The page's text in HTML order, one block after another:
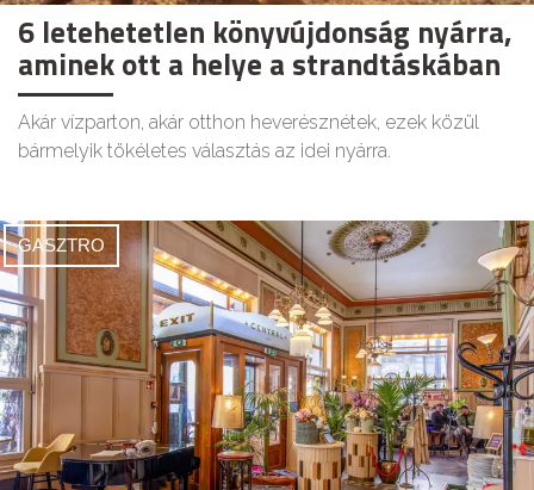
6 letehetetlen könyvújdonság nyárra,
aminek ott a helye a strandtáskában
Akár vízparton, akár otthon heverésznétek, ezek közül
bármelyik tökéletes választás az idei nyárra.
GASZTRO